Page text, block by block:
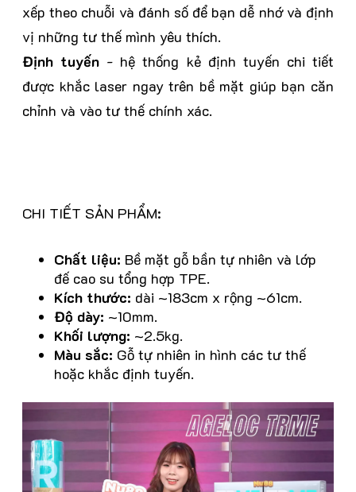
xếp theo chuỗi và đánh số để bạn dễ nhớ và định
vị những tư thế mình yêu thích.
Định tuyến - hệ thống kẻ định tuyến chi tiết
được khắc laser ngay trên bề mặt giúp bạn căn
chỉnh và vào tư thế chính xác.
CHI TIẾT SẢN PHẨM:
Chất liệu: Bề mặt gỗ bần tự nhiên và lớp
đế cao su tổng hợp TPE.
Kích thước: dài ~183cm x rộng ~61cm.
Độ dày: ~10mm.
Khối lượng: ~2.5kg.
Màu sắc: Gỗ tự nhiên in hình các tư thế
hoặc khắc định tuyến.